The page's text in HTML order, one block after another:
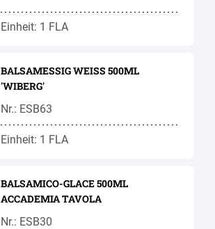
Einheit: 1 FLA
BALSAMESSIG WEISS 500ML
'WIBERG'
Nr.: ESB63
Einheit: 1 FLA
BALSAMICO-GLACE 500ML
ACCADEMIA TAVOLA
Nr.: ESB30